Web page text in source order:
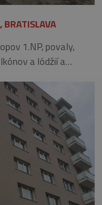
1.NP, povaly,
a lódžií a…